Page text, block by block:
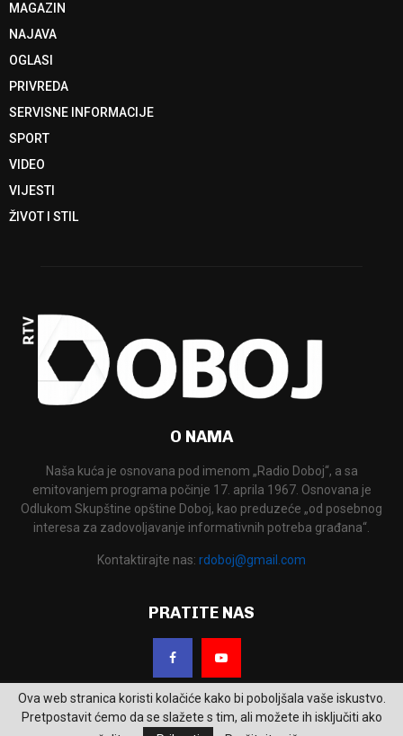
MAGAZIN
NAJAVA
OGLASI
PRIVREDA
SERVISNE INFORMACIJE
SPORT
VIDEO
VIJESTI
ŽIVOT I STIL
O NAMA
Naša kuća je osnovana pod imenom „Radio Doboj“, a sa
emitovanjem programa počinje 17. aprila 1967. Osnovana je
Odlukom Skupštine opštine Doboj, kao preduzeće „od posebnog
interesa za zadovoljavanje informativnih potreba građana“.
Kontaktirajte nas: rdoboj@gmail.com
PRATITE NAS
Ova web stranica koristi kolačiće kako bi poboljšala vaše iskustvo.
Pretpostavit ćemo da se slažete s tim, ali možete ih isključiti ako